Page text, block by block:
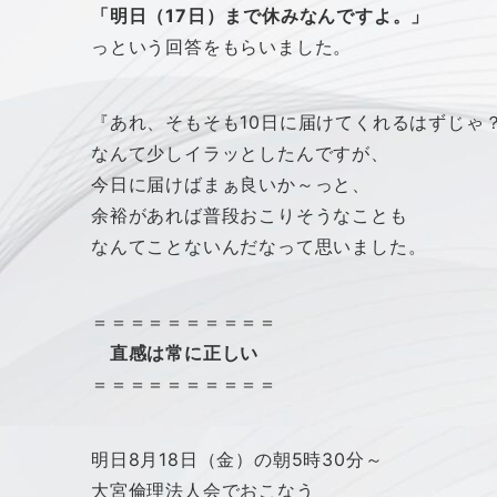
「明日（17日）まで休みなんですよ。」
っという回答をもらいました。
『あれ、そもそも10日に届けてくれるはずじゃ
なんて少しイラッとしたんですが、
今日に届けばまぁ良いか～っと、
余裕があれば普段おこりそうなことも
なんてことないんだなって思いました。
＝＝＝＝＝＝＝＝＝＝
直感は常に正しい
＝＝＝＝＝＝＝＝＝＝
明日8月18日（金）の朝5時30分～
大宮倫理法人会でおこなう